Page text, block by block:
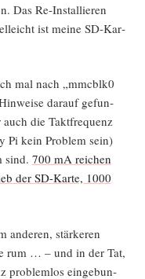
Das Re-Instal­lie­ren
ist mei­ne SD-Kar­
mal nach „mmcblk0
dar­auf gefun­
die Takt­fre­quenz
Pi kein Pro­blem sein)
sind. 700 mA rei­chen
der SD-Kar­te, 1000
ande­ren, stär­ke­ren
rum … – und in der Tat,
pro­blem­los ein­ge­bun­